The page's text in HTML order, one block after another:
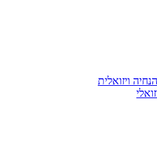
ויזואלית